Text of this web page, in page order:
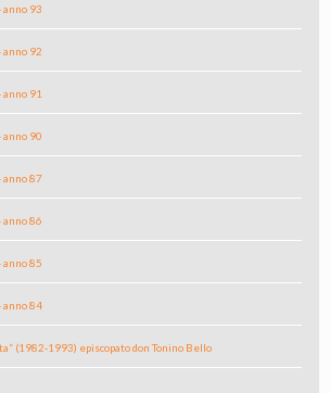
anno 93
anno 92
91
anno 90
anno 87
anno 86
anno 85
anno 84
(1982-1993) episcopato don Tonino Bello